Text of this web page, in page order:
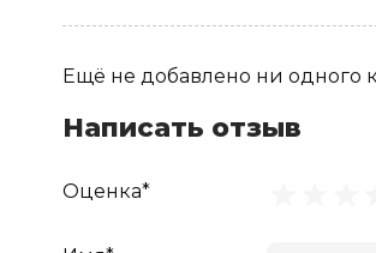
Ещё не добавлено ни одного
Написать отзыв
Оценка*